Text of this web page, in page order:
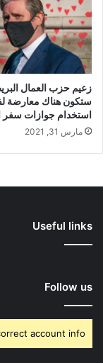
زعيم حزب العمال
ستكون هناك معارضة
استخدام جوازات سفر
مارس 31, 2021
Useful links
Follow us
account info.